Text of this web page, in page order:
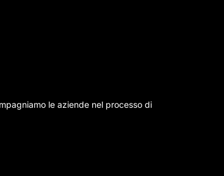
le aziende nel processo di